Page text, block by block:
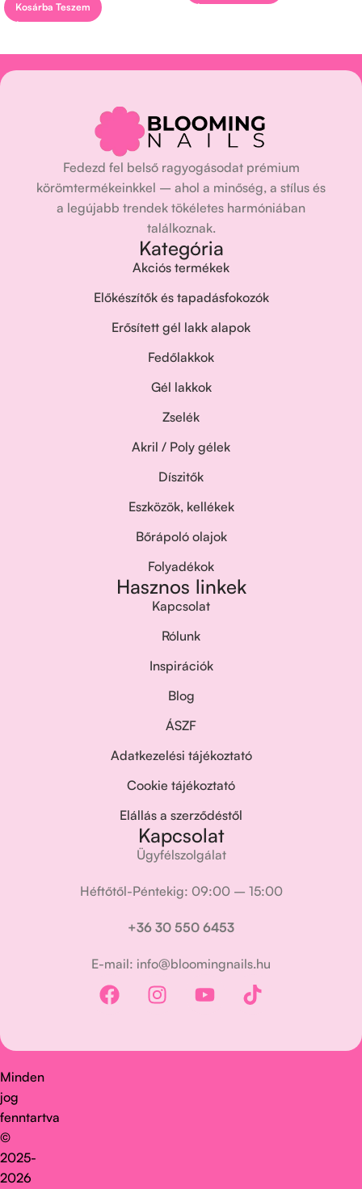
Kosárba Teszem
Fedezd fel belső ragyogásodat prémium
körömtermékeinkkel – ahol a minőség, a stílus és
a legújabb trendek tökéletes harmóniában
találkoznak.
Kategória
Akciós termékek
Előkészítők és tapadásfokozók
Erősített gél lakk alapok
Fedőlakkok
Gél lakkok
Zselék
Akril / Poly gélek
Díszitők
Eszközök, kellékek
Bőrápoló olajok
Folyadékok
Hasznos linkek
Kapcsolat
Rólunk
Inspirációk
Blog
ÁSZF
Adatkezelési tájékoztató
Cookie tájékoztató
Elállás a szerződéstől
Kapcsolat
Ügyfélszolgálat
Héftőtől-Péntekig: 09:00 – 15:00
+36 30 550 6453
E-mail: info@bloomingnails.hu
Minden
jog
fenntartva
©
2025-
2026